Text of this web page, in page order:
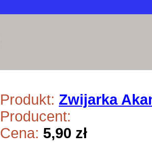
Produkt: Zwijarka
Producent:
Cena: 5,90 zł